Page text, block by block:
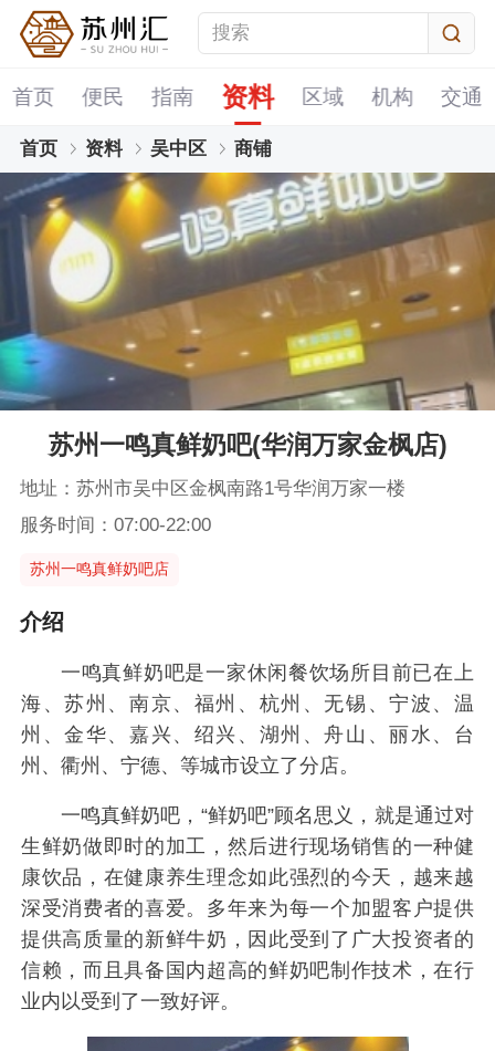
首页 便民 指南 资料 区域 机构 交通
首页 资料 吴中区 商铺
苏州一鸣真鲜奶吧(华润万家金枫店)
地址：苏州市吴中区金枫南路1号华润万家一楼
服务时间：07:00-22:00
苏州一鸣真鲜奶吧店
介绍
一鸣真鲜奶吧是一家休闲餐饮场所目前已在上
海、苏州、南京、福州、杭州、无锡、宁波、温
州、金华、嘉兴、绍兴、湖州、舟山、丽水、台
州、衢州、宁德、等城市设立了分店。
一鸣真鲜奶吧，“鲜奶吧”顾名思义，就是通过对
生鲜奶做即时的加工，然后进行现场销售的一种健
康饮品，在健康养生理念如此强烈的今天，越来越
深受消费者的喜爱。多年来为每一个加盟客户提供
提供高质量的新鲜牛奶，因此受到了广大投资者的
信赖，而且具备国内超高的鲜奶吧制作技术，在行
业内以受到了一致好评。